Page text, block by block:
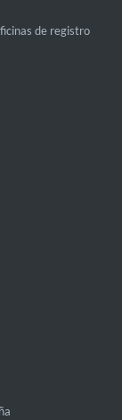
de registro